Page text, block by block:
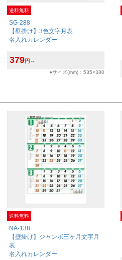
送料無料
SG-288
【壁掛け】3色文字月表
名入れカレンダー
379円～
●サイズ(mm)：535×380
送料無料
NA-138
【壁掛け】ジャンボ三ヶ月文字月
表
名入れカレンダー